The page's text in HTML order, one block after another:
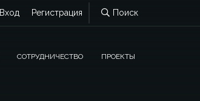
Вход Регистрация Поиск
СОТРУДНИЧЕСТВО ПРОЕКТЫ